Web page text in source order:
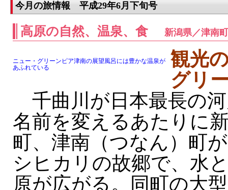
今月の旅情報 平成29年6月下旬号
高原の自然、温泉、食 新潟県／津南町
ニュー・グリーンピア津南の展望風呂には豊かな温泉が
あふれている
観光
グリ
千曲川が日本最長の
名前を変えるあたりに
町、津南（つなん）町
シヒカリの故郷で、水
原が広がる。同町の大